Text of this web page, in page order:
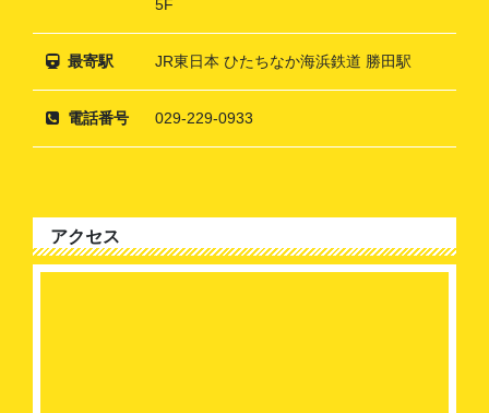
5F
最寄駅 JR東日本 ひたちなか海浜鉄道 勝田駅
電話番号 029-229-0933
アクセス